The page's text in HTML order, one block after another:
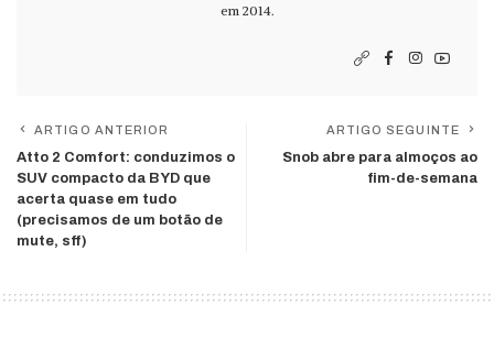
em 2014.
ARTIGO ANTERIOR
Atto 2 Comfort: conduzimos o
SUV compacto da BYD que
acerta quase em tudo
(precisamos de um botão de
mute, sff)
ARTIGO SEGUINTE
Snob abre para almoços ao
fim-de-semana